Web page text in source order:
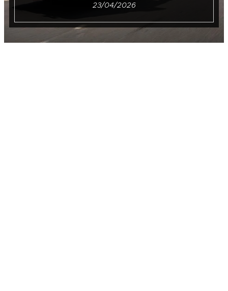
23/04/2026